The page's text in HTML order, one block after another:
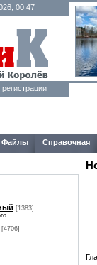
00:47
Файлы Справочная
[1383]
[4706]